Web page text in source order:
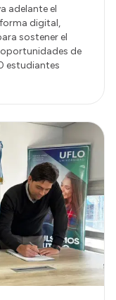
adelante el
digital,
sostener el
oportunidades de
estudiantes